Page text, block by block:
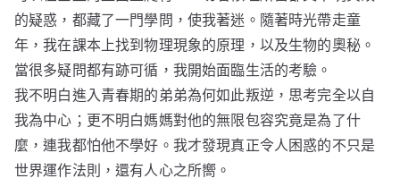
的疑惑，都藏了一門學問，使我著迷。隨著時光帶走童
年，我在課本上找到物理現象的原理，以及生物的奧秘。
當很多疑問都有跡可循，我開始面臨生活的考驗。
我不明白進入青春期的弟弟為何如此叛逆，思考完全以自
我為中心；更不明白媽媽對他的無限包容究竟是為了什
麼，連我都怕他不學好。我才發現真正令人困惑的不只是
世界運作法則，還有人心之所嚮。